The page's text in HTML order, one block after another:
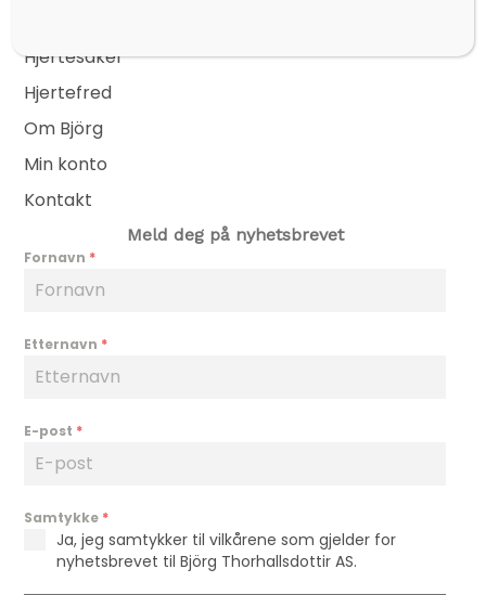
Hjertesaker
Hjertefred
Om Björg
Min konto
Kontakt
Meld deg på nyhetsbrevet
Fornavn *
Etternavn *
E-post *
Samtykke *
Ja, jeg samtykker til vilkårene som gjelder for
nyhetsbrevet til Björg Thorhallsdottir AS.